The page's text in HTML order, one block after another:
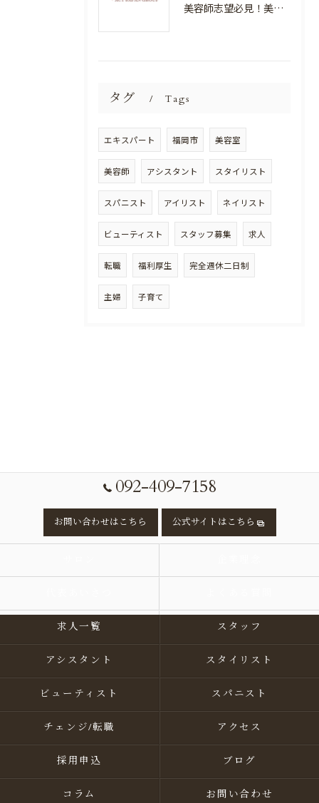
美容師志望必見！美容室NEWSTANDARDで最高のスキルアップを目指そう！
タグ Tags
エキスパート 福岡市 美容室
美容師 アシスタント スタイリスト
スパニスト アイリスト ネイリスト
ビューティスト スタッフ募集 求人
転職 福利厚生 完全週休二日制
主婦 子育て
092-409-7158
お問い合わせはこちら 公式サイトはこちら
求人一覧 スタッフ
アシスタント スタイリスト
ビューティスト スパニスト
チェンジ/転職 アクセス
採用申込 ブログ
コラム お問い合わせ